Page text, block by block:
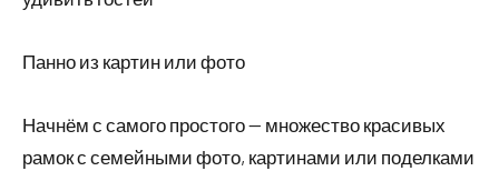
Панно из картин или фото
Начнём с самого простого — множество красивых
рамок с семейными фото, картинами или поделками